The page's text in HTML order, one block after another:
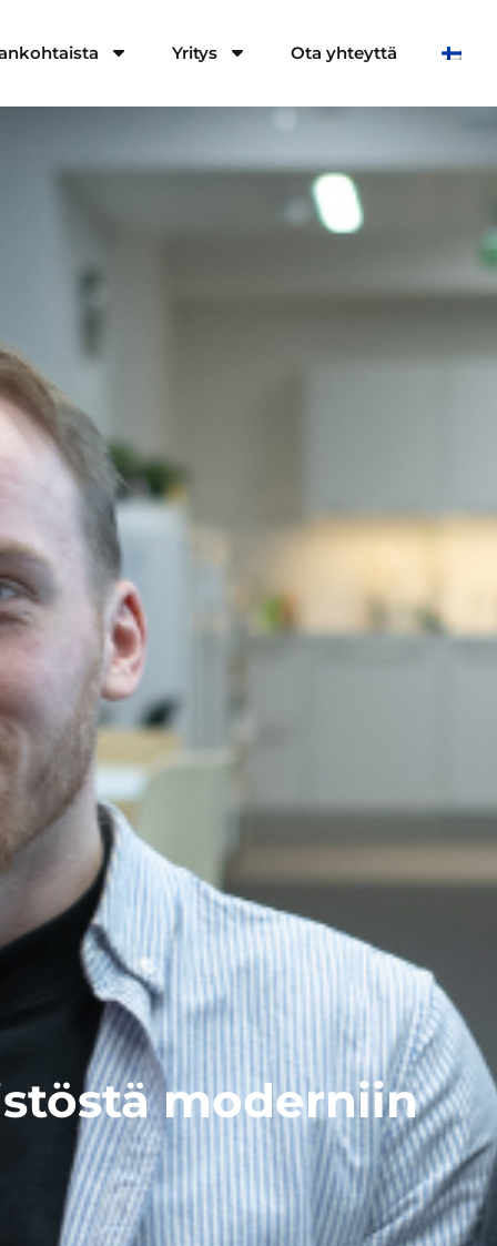
Yritys Ota yhteyttä
moderniin